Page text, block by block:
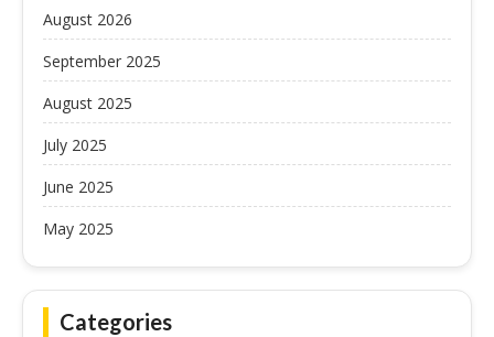
August 2026
September 2025
August 2025
July 2025
June 2025
May 2025
Categories